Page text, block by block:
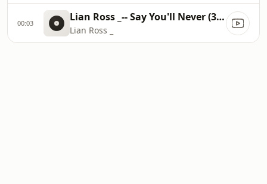
00:03 Lian Ross _-- Say You'll Never (320 kbps)
Lian Ross _